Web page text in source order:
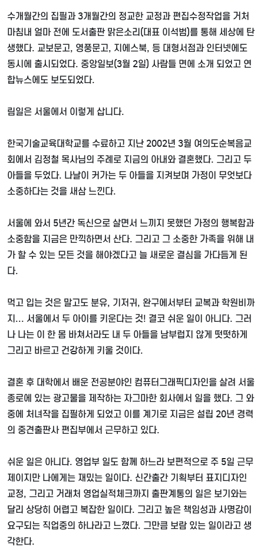
수개월간의 집필과3개월간의 정교한 교정과 편집수정작업을 거처
마침내 얼마 전에 도서출판 맑은소리(대표 이석범)를 통해 세상에 탄
생했다. 교보문고, 영풍문고, 지에스북, 등 대형서점과 인터넷에도
동시에 출시되었다. 중앙일보(3월 2일) 사람들 면에 소개 되었고 연
합뉴스에도 보도되었다.
림일은 서울에서 이렇게 삽니다.
한국기술교육대학교를 수료하고 지난 2002년 3월 여의도순복음교
회에서 김정철 목사님의 주례로 지금의 아내와 결혼했다. 그리고 두
아들을 두었다. 나날이 커가는 두 아들을 지켜보며 가정이 무엇보다
소중하다는 것을 새삼 느낀다.
서울에 와서 5년간 독신으로 살면서 느끼지 못했던 가정의 행복함과
소중함을 지금은 만끽하면서 산다. 그리고 그 소중한 가족을 위해 내
가 할 수 있는 모든 것을 해야겠다고 늘 새로운 결심을 가다듬게 된
다.
먹고 입는 것은 말고도 분유, 기저귀, 완구에서부터 교복과 학원비까
지... 서울에서 두 아이를 키운다는 것! 결코 쉬운 일이 아니다. 그러
나 나는 이 한 몸 바쳐서라도 내 두 아들을 남부럽지 않게 떳떳하게
그리고 바르고 건강하게 키울 것이다.
결혼 후 대학에서 배운 전공분야인 컴퓨터그래픽디자인을 살려 서울
종로에 있는 광고물을 제작하는 자그마한 회사에서 일을 했다. 그 와
중에 처녀작을 집필하게 되었고 이를 계기로 지금은 설립 20년 경력
의 중견출판사 편집부에서 근무하고 있다.
쉬운 일은 아니다. 영업부 일도 함께 하느라 보편적으로 주 5일 근무
제이지만 나에게는 재밌는 일이다. 신간출간 기획부터 표지디자인
교정, 그리고 거래처 영업실적체크까지 출판계통의 일은 보기와는
달리 상당히 어렵고 복잡한 일이다. 그리고 높은 책임성과 사명감이
요구되는 직업중의 하나라고 느꼈다. 그만큼 보람 있는 일이라고 생
각한다.